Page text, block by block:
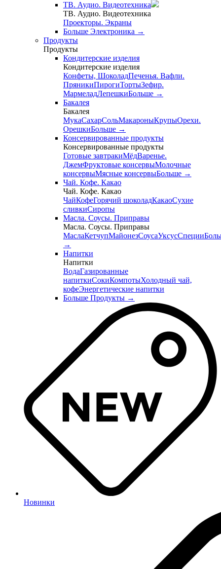
ТВ. Аудио. Видеотехника
ТВ. Аудио. Видеотехника
Проекторы. Экраны
Больше Электроника →
Продукты
Продукты
Кондитерские изделия
Кондитерские изделия
Конфеты, ШоколадПеченья. Вафли.
ПряникиПирогиТортыЗефир.
МармеладЛепешкиБольше →
Бакалея
Бакалея
МукаСахарСольМакароныКрупыОрехи.
ОрешкиБольше →
Консервированные продукты
Консервированные продукты
Готовые завтракиМёдВаренье.
ДжемФруктовые консервыМолочные
консервыМясные консервыБольше →
Чай. Кофе. Какао
Чай. Кофе. Какао
ЧайКофеГорячий шоколадКакаоСухие
сливкиСиропы
Масла. Соусы. Приправы
Масла. Соусы. Приправы
МаслаКетчупМайонезСоусаУксусСпеции
→
Напитки
Напитки
ВодаГазированные
напиткиСокиКомпотыХолодный чай,
кофеЭнергетические напитки
Больше Продукты →
Новинки